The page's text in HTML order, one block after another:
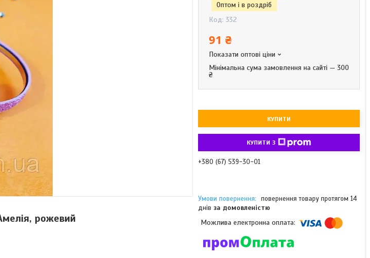
рожевий
Оптом і в роздріб
Код: 332
91 ₴
Показати оптові ціни
Мінімальна сума замовлення на сайті — 300
₴
КУПИТИ
КУПИТИ З
+380 (67) 539-30-01
повернення товару протягом 14
днів за домовленістю